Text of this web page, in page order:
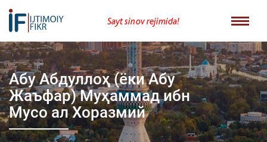
Sayt sinov rejimida!
Абу Абдуллоҳ (ёки Абу
Жаъфар) Mуҳаммад ибн
Мусо ал Хоразмий